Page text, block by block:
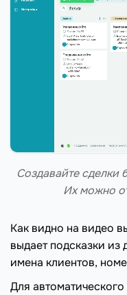
Создавайте
Их можно
Как видно на видео
выдает подсказки из
имена клиентов,
Для